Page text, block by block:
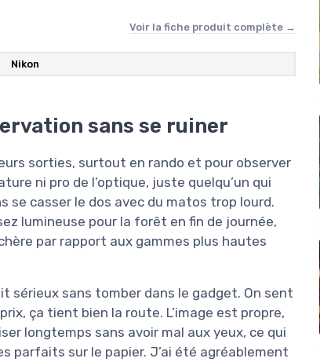
Voir la fiche produit complète →
Nikon
sans se ruiner
sorties, surtout en rando et pour observer
ni pro de l’optique, juste quelqu’un qui
se casser le dos avec du matos trop lourd.
lumineuse pour la forêt en fin de journée,
par rapport aux gammes plus hautes
sérieux sans tomber dans le gadget. On sent
ça tient bien la route. L’image est propre,
longtemps sans avoir mal aux yeux, ce qui
parfaits sur le papier. J’ai été agréablement